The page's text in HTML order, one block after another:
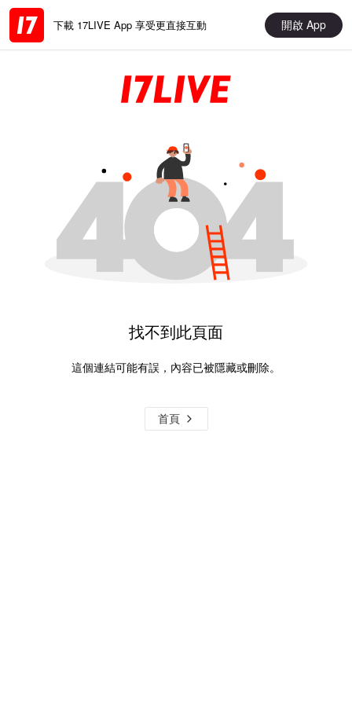
下載 17LIVE App 享受更直接互動 開啟 App
找不到此頁面
這個連結可能有誤，內容已被隱藏或刪除。
首頁